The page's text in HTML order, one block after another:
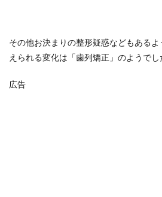
その他お決まりの整形疑惑などもある
えられる変化は「歯列矯正」のようでし
広告